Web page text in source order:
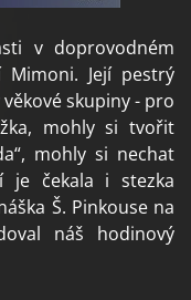
v doprovodném
Její pestrý
skupiny - pro
mohly si tvořit
mohly si nechat
je čekala i stezka
Š. Pinkouse na
náš hodinový